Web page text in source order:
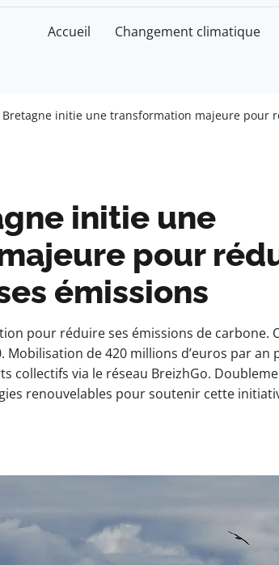
Accueil Changement climatique
Bretagne initie une transformation majeure pour
initie une
pour
émissions
pour réduire ses émissions de carbone.
de 420 millions d’euros par an
via le réseau BreizhGo.
renouvelables pour soutenir cette